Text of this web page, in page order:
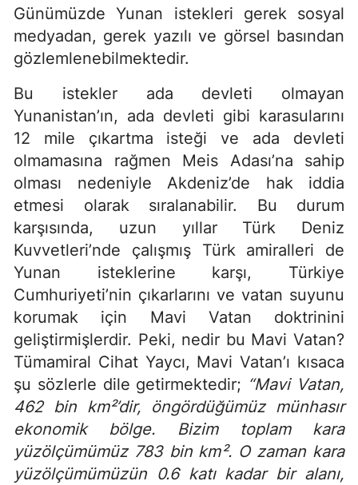
Günümüzde Yunan istekleri gerek sosyal
medyadan, gerek yazılı ve görsel basından
gözlemlenebilmektedir.
Bu istekler ada devleti olmayan
Yunanistan’ın, ada devleti gibi karasularını
12 mile çıkartma isteği ve ada devleti
olmamasına rağmen Meis Adası’na sahip
olması nedeniyle Akdeniz’de hak iddia
etmesi olarak sıralanabilir. Bu durum
karşısında, uzun yıllar Türk Deniz
Kuvvetleri’nde çalışmış Türk amiralleri de
Yunan isteklerine karşı, Türkiye
Cumhuriyeti’nin çıkarlarını ve vatan suyunu
korumak için Mavi Vatan doktrinini
geliştirmişlerdir. Peki, nedir bu Mavi Vatan?
Tümamiral Cihat Yaycı, Mavi Vatan’ı kısaca
şu sözlerle dile getirmektedir; “Mavi Vatan,
462 bin km²’dir, öngördüğümüz münhasır
ekonomik bölge. Bizim toplam kara
yüzölçümümüz 783 bin km². O zaman kara
yüzölçümümüzün 0.6 katı kadar bir alanı,